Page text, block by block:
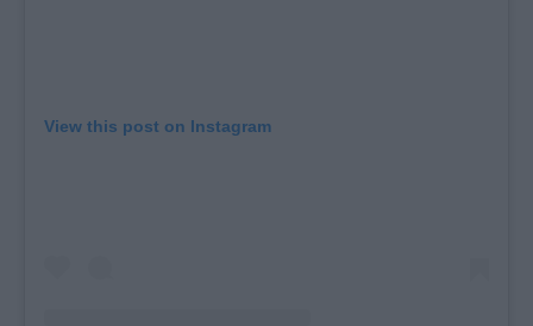
View this post on Instagram